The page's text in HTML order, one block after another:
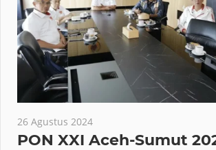
26 Agustus 2024
PON XXI Aceh-Sumut